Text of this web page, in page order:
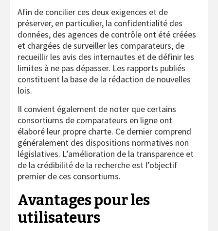
Afin de concilier ces deux exigences et de
préserver, en particulier, la confidentialité des
données, des agences de contrôle ont été créées
et chargées de surveiller les comparateurs, de
recueillir les avis des internautes et de définir les
limites à ne pas dépasser. Les rapports publiés
constituent la base de la rédaction de nouvelles
lois.
Il convient également de noter que certains
consortiums de comparateurs en ligne ont
élaboré leur propre charte. Ce dernier comprend
généralement des dispositions normatives non
législatives. L’amélioration de la transparence et
de la crédibilité de la recherche est l’objectif
premier de ces consortiums.
Avantages pour les
utilisateurs